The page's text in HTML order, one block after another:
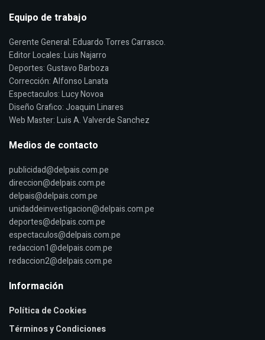
Equipo de trabajo
Gerente General: Eduardo Torres Carrasco.
Editor Locales: Luis Najarro
Deportes: Gustavo Barboza
Corrección: Alfonso Lanata
Espectaculos: Lucy Novoa
Diseño Grafico: Joaquin Linares
Web Master: Luis A. Valverde Sanchez
Medios de contacto
publicidad@delpais.com.pe
direccion@delpais.com.pe
delpais@delpais.com.pe
unidaddeinvestigacion@delpais.com.pe
deportes@delpais.com.pe
espectaculos@delpais.com.pe
redaccion1@delpais.com.pe
redaccion2@delpais.com.pe
Información
Política de Cookies
Términos y Condiciones